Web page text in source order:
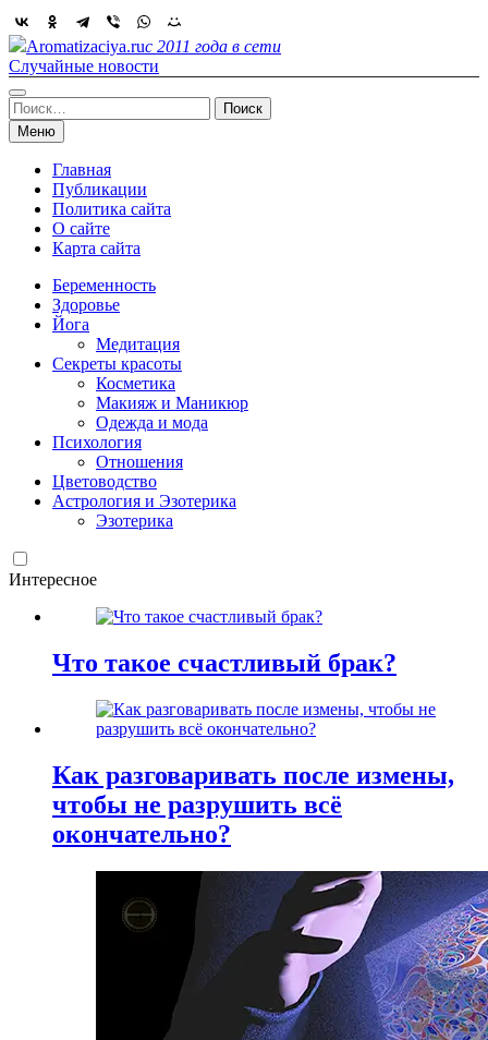
Skip
to
content
Aromatizaciya.ruс 2011 года в сети
Случайные новости
Найти:
Меню
Главная
Публикации
Политика сайта
О сайте
Карта сайта
Беременность
Здоровье
Йога
Медитация
Секреты красоты
Косметика
Макияж и Маникюр
Одежда и мода
Психология
Отношения
Цветоводство
Астрология и Эзотерика
Эзотерика
Интересное
Что такое счастливый брак?
Как разговаривать после измены,
чтобы не разрушить всё
окончательно?